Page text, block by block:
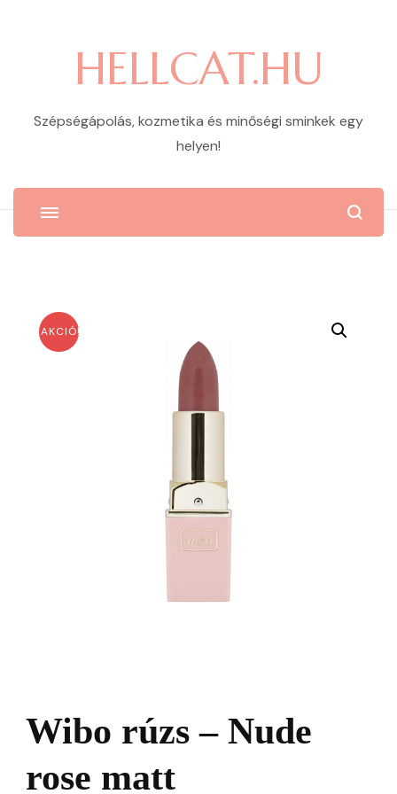
HELLCAT.HU
Szépségápolás, kozmetika és minőségi sminkek egy
helyen!
AKCIÓ!
Wibo rúzs – Nude
rose matt